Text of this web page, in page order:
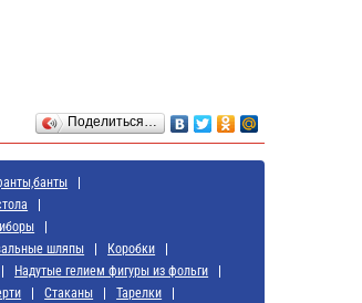
Поделиться…
шляпы
Коробки
Надутые гелием фигуры из фольги
Стаканы
Тарелки